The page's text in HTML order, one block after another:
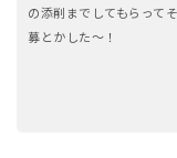
の添削までしてもらって
募とかした〜！